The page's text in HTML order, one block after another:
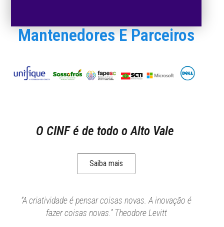
Mantenedores E Parceiros
O CINF é de todo o Alto Vale
Saiba mais
“A criatividade é pensar coisas novas. A inovação é
fazer coisas novas.” Theodore Levitt